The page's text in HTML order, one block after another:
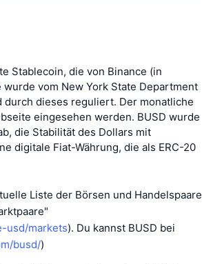
Stablecoin, die von Binance (in
vom New York State Department
durch dieses reguliert. Der monatliche
eingesehen werden. BUSD wurde
die Stabilität des Dollars mit
digitale Fiat-Währung, die als ERC-20
Liste der Börsen und Handelspaare
usd/markets). Du kannst BUSD bei
busd/)